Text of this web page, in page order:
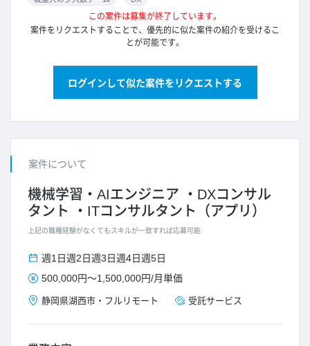
この案件は募集が終了しています。
案件をリクエストすることで、優先的に似た案件の紹介を受けるこ
とが可能です。
ログインして似た案件をリクエストする
案件について
機械学習・AIエンジニア
DXコンサル
タント
ITコンサルタント（アプリ）
上記の職種経験がなくてもスキルが一致すれば応募可能
週1日週2日週3日週4日週5日
500,000円～1,500,000円/月単価
静岡県湖西市 ・ フルリモート 受託サービス